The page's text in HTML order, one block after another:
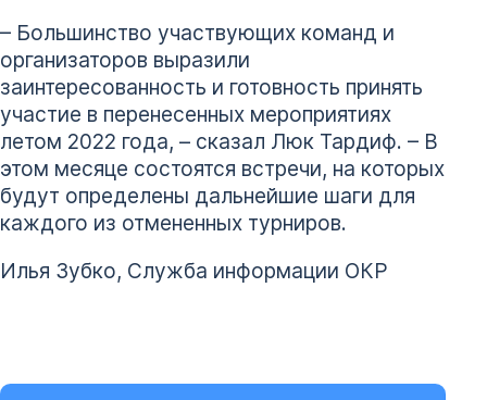
– Большинство участвующих команд и
организаторов выразили
заинтересованность и готовность принять
участие в перенесенных мероприятиях
летом 2022 года, – сказал Люк Тардиф. – В
этом месяце состоятся встречи, на которых
будут определены дальнейшие шаги для
каждого из отмененных турниров.
Илья Зубко, Служба информации ОКР